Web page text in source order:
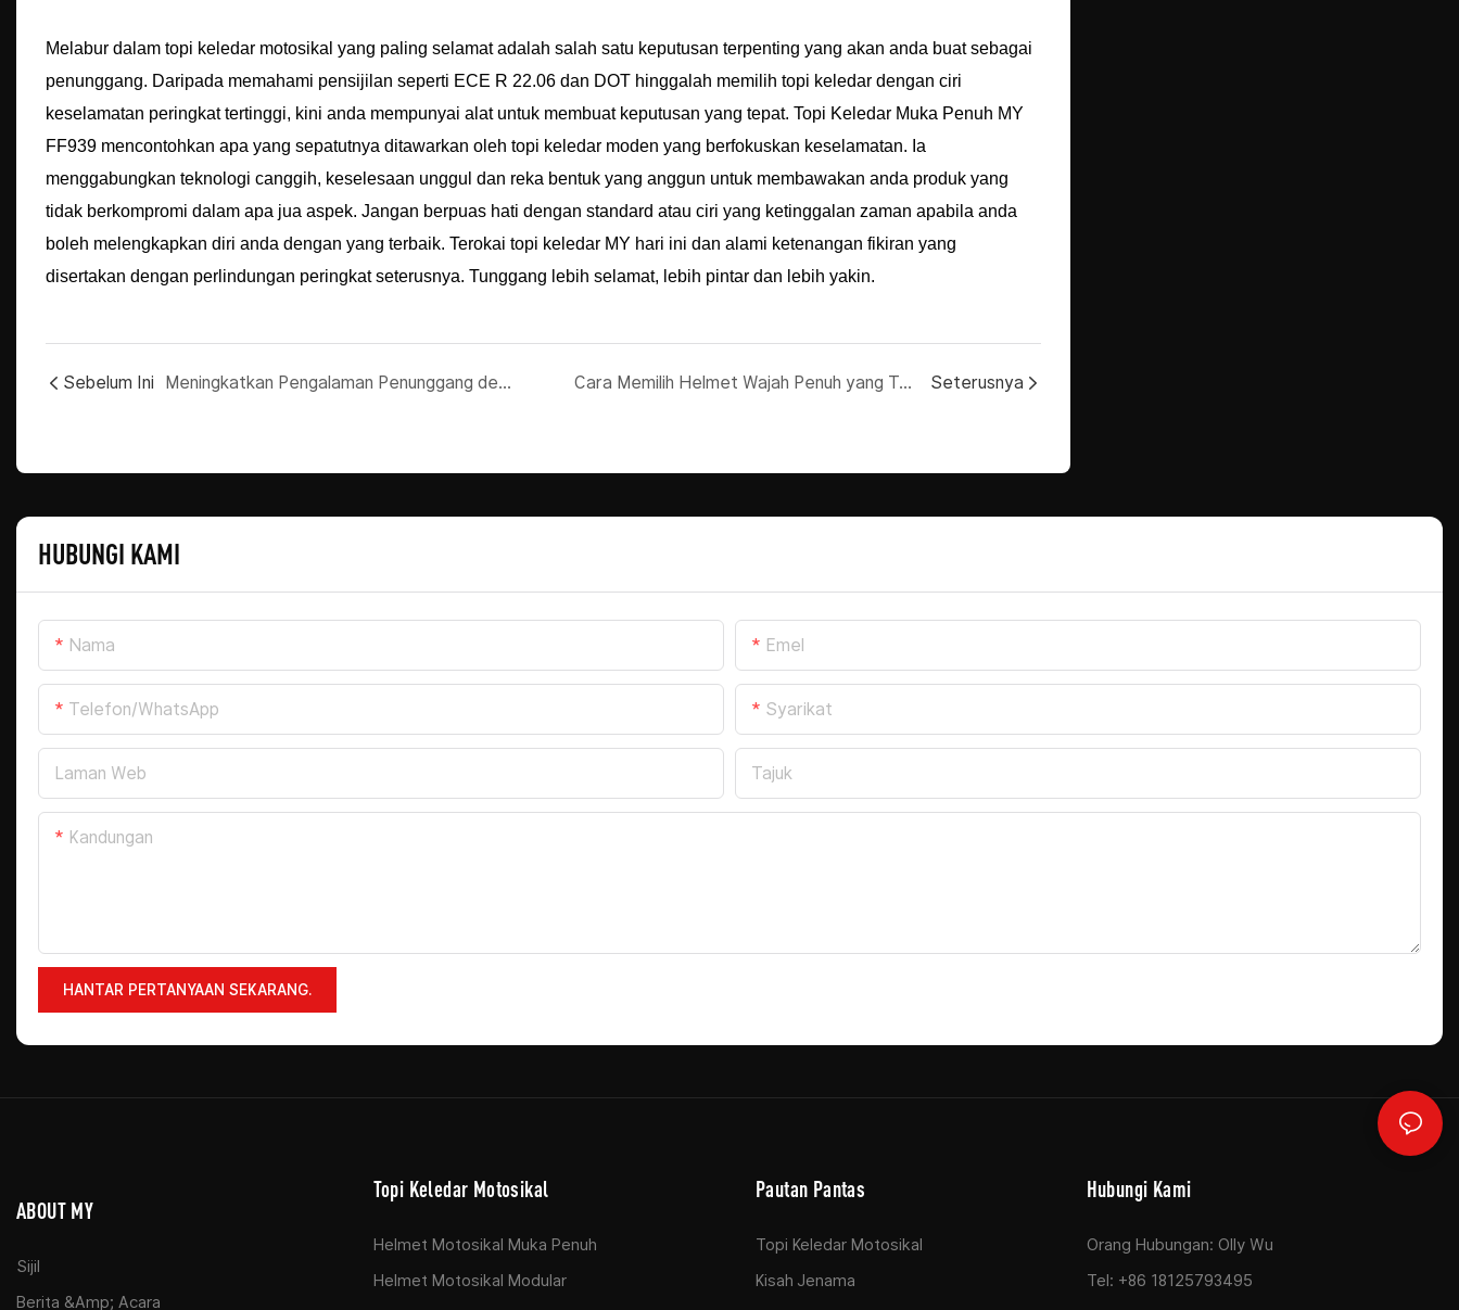
Melabur dalam topi keledar motosikal yang paling selamat adalah salah satu keputusan terpenting yang akan anda buat sebagai
penunggang. Daripada memahami pensijilan seperti ECE R 22.06 dan DOT hinggalah memilih topi keledar dengan ciri
keselamatan peringkat tertinggi, kini anda mempunyai alat untuk membuat keputusan yang tepat. Topi Keledar Muka Penuh MY
FF939 mencontohkan apa yang sepatutnya ditawarkan oleh topi keledar moden yang berfokuskan keselamatan. Ia
menggabungkan teknologi canggih, keselesaan unggul dan reka bentuk yang anggun untuk membawakan anda produk yang
tidak berkompromi dalam apa jua aspek. Jangan berpuas hati dengan standard atau ciri yang ketinggalan zaman apabila anda
boleh melengkapkan diri anda dengan yang terbaik. Terokai topi keledar MY hari ini dan alami ketenangan fikiran yang
disertakan dengan perlindungan peringkat seterusnya. Tunggang lebih selamat, lebih pintar dan lebih yakin.
Sebelum Ini Meningkatkan Pengalaman Penunggang dengan Aksesori Helmet Serat Karbon Cara Memilih Helmet Wajah Penuh yang Tepat Seterusnya
HUBUNGI KAMI
Nama Emel
Telefon/WhatsApp Syarikat
Laman Web Tajuk
Kandungan
HANTAR PERTANYAAN SEKARANG.
ABOUT MY
Sijil
Berita &amp; Acara
Topi Keledar Motosikal
Helmet Motosikal Muka Penuh
Helmet Motosikal Modular
Pautan Pantas
Topi Keledar Motosikal
Kisah Jenama
Hubungi Kami
Orang Hubungan: Olly Wu
Tel: +86 18125793495